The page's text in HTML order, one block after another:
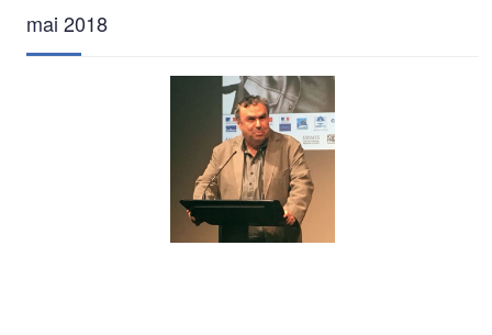
mai 2018